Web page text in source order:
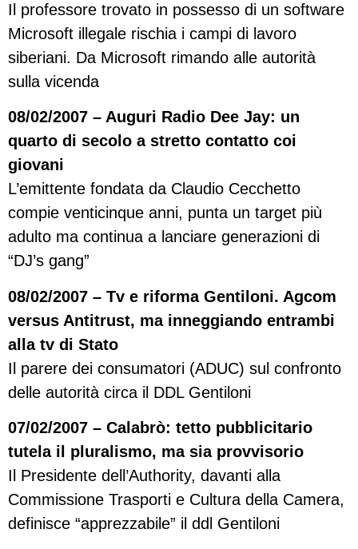
Il professore trovato in possesso di un software
Microsoft illegale rischia i campi di lavoro
siberiani. Da Microsoft rimando alle autorità
sulla vicenda
08/02/2007 – Auguri Radio Dee Jay: un
quarto di secolo a stretto contatto coi
giovani
L’emittente fondata da Claudio Cecchetto
compie venticinque anni, punta un target più
adulto ma continua a lanciare generazioni di
“DJ’s gang”
08/02/2007 – Tv e riforma Gentiloni. Agcom
versus Antitrust, ma inneggiando entrambi
alla tv di Stato
Il parere dei consumatori (ADUC) sul confronto
delle autorità circa il DDL Gentiloni
07/02/2007 – Calabrò: tetto pubblicitario
tutela il pluralismo, ma sia provvisorio
Il Presidente dell’Authority, davanti alla
Commissione Trasporti e Cultura della Camera,
definisce “apprezzabile” il ddl Gentiloni